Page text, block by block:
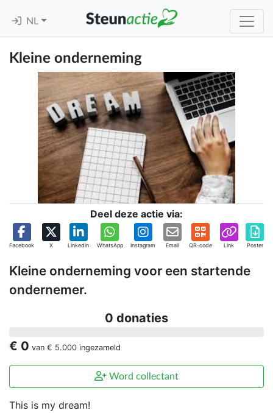
NL
Kleine onderneming
Deel deze actie via:
Facebook X Linkedin WhatsApp Instagram Email QR-code Link Poster
Kleine onderneming voor een startende
ondernemer.
0 donaties
€ 0 van € 5.000 ingezameld
Word collectant
This is my dream!